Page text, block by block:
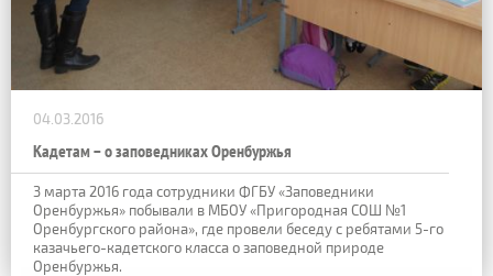
04.03.2016
Кадетам – о заповедниках Оренбуржья
3 марта 2016 года сотрудники ФГБУ «Заповедники
Оренбуржья» побывали в МБОУ «Пригородная СОШ №1
Оренбургского района», где провели беседу с ребятами 5-го
казачьего-кадетского класса о заповедной природе
Оренбуржья.